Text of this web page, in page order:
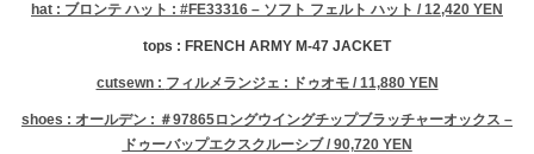
hat : ブロンテ ハット : #FE33316 – ソフト フェルト ハット / 12,420 YEN
tops : FRENCH ARMY M-47 JACKET
cutsewn : フィルメランジェ : ドゥオモ / 11,880 YEN
shoes : オールデン : ＃97865ロングウイングチップブラッチャーオックス –
ドゥーバップエクスクルーシブ / 90,720 YEN